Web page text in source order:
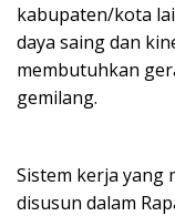
kabupaten/kota
daya saing dan
membutuhkan
gemilang.
Sistem kerja yang
disusun dalam